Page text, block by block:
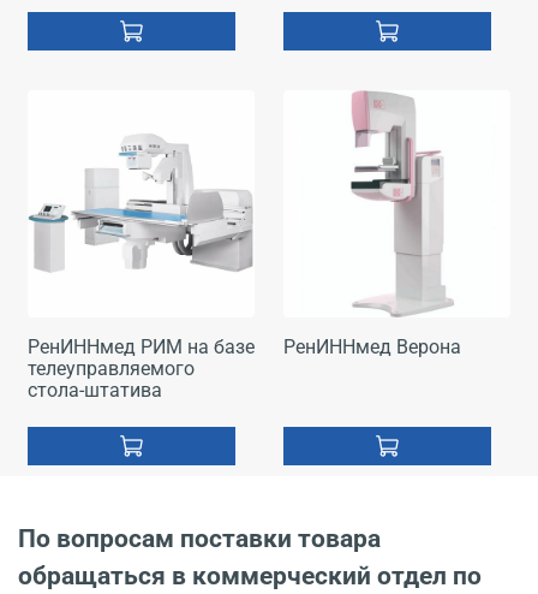
РенИННмед РИМ на базе
телеуправляемого
стола-штатива
РенИННмед Верона
По вопросам поставки товара
обращаться в коммерческий отдел по